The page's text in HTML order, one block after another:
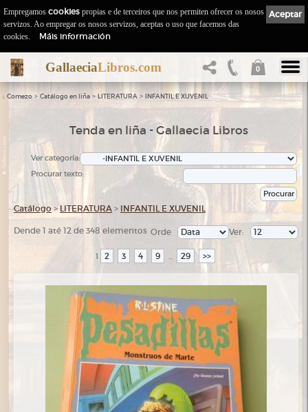
GallaeciaLibros.com 0
:: Comezo > Catálogo en liña > LITERATURA > INFANTIL E XUVENIL
Tenda en liña - Gallaecia Libros
Ver categoría:
Procurar texto:
Catálogo >LITERATURA > INFANTIL E XUVENIL
Dende 1 até 12 de 348 elementos Ver:
Orde
1 2 3 4 9 ... 29 >>
Aceptar
Empregamos cookies propias e de terceiros que nos permiten ofrecer os nosos
servizos. Ao empregar os nosos servizos, aceptas o uso que facemos das
cookies.
Máis información